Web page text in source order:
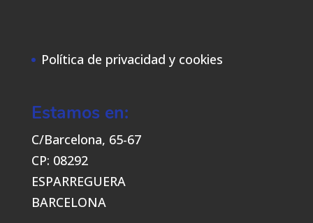
Política de privacidad y cookies
Estamos en:
C/Barcelona, 65-67
CP: 08292
ESPARREGUERA
BARCELONA